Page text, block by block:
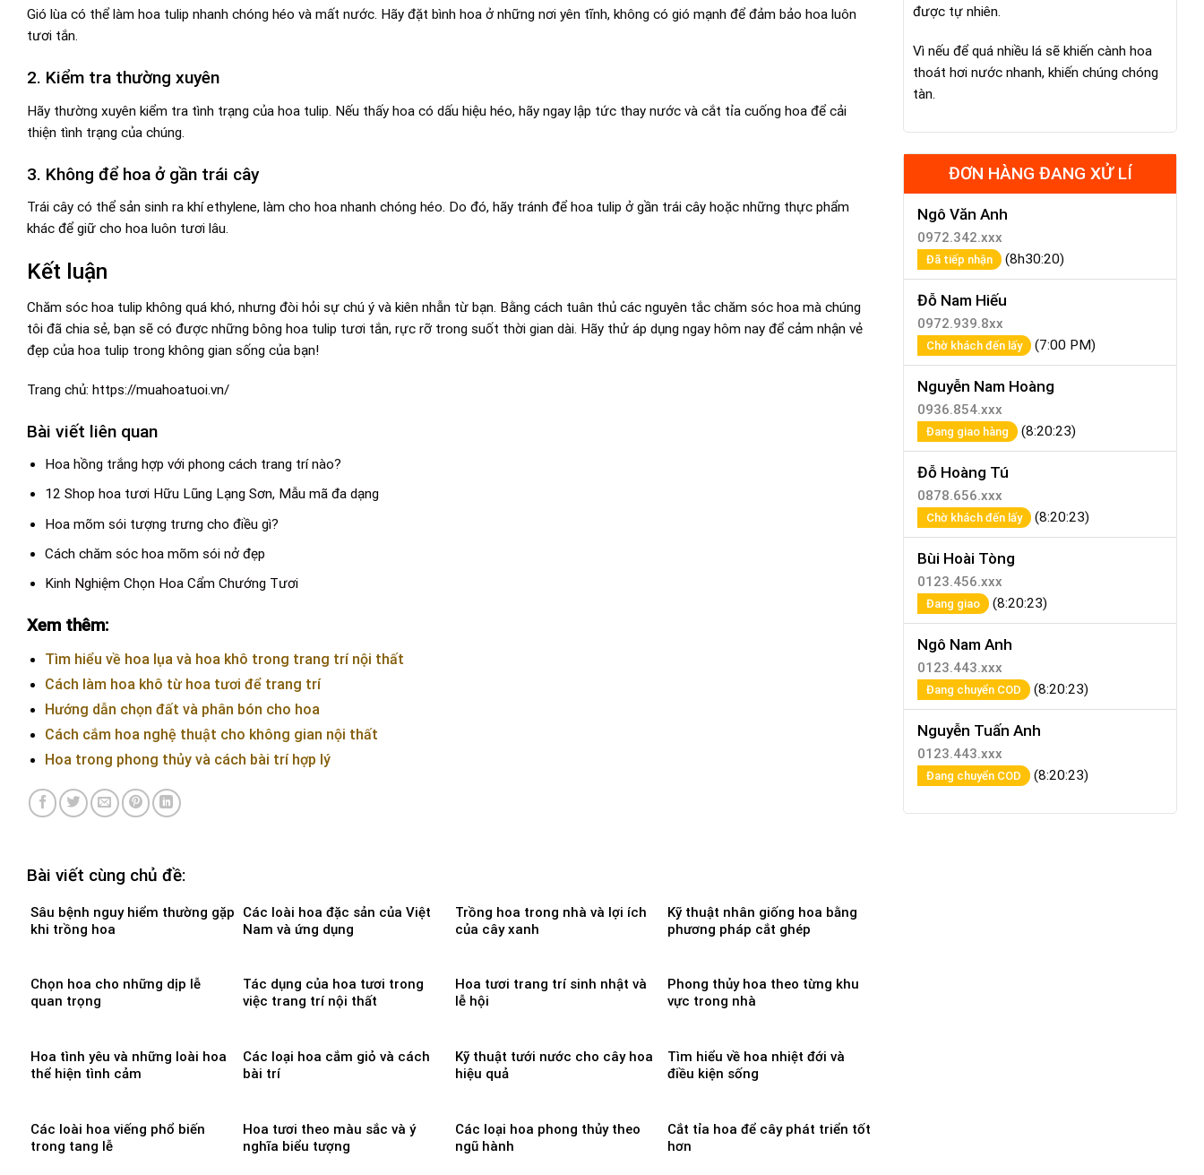
Gió lùa có thể làm hoa tulip nhanh chóng héo và mất nước. Hãy đặt bình hoa ở những nơi yên tĩnh, không có gió mạnh để đảm bảo hoa luôn
tươi tắn.
2. Kiểm tra thường xuyên
Hãy thường xuyên kiểm tra tình trạng của hoa tulip. Nếu thấy hoa có dấu hiệu héo, hãy ngay lập tức thay nước và cắt tỉa cuống hoa để cải
thiện tình trạng của chúng.
3. Không để hoa ở gần trái cây
Trái cây có thể sản sinh ra khí ethylene, làm cho hoa nhanh chóng héo. Do đó, hãy tránh để hoa tulip ở gần trái cây hoặc những thực phẩm
khác để giữ cho hoa luôn tươi lâu.
Kết luận
Chăm sóc hoa tulip không quá khó, nhưng đòi hỏi sự chú ý và kiên nhẫn từ bạn. Bằng cách tuân thủ các nguyên tắc chăm sóc hoa mà chúng
tôi đã chia sẻ, bạn sẽ có được những bông hoa tulip tươi tắn, rực rỡ trong suốt thời gian dài. Hãy thử áp dụng ngay hôm nay để cảm nhận vẻ
đẹp của hoa tulip trong không gian sống của bạn!
Trang chủ: https://muahoatuoi.vn/
Bài viết liên quan
Hoa hồng trắng hợp với phong cách trang trí nào?
12 Shop hoa tươi Hữu Lũng Lạng Sơn, Mẫu mã đa dạng
Hoa mõm sói tượng trưng cho điều gì?
Cách chăm sóc hoa mõm sói nở đẹp
Kinh Nghiệm Chọn Hoa Cẩm Chướng Tươi
Xem thêm:
Tìm hiểu về hoa lụa và hoa khô trong trang trí nội thất
Cách làm hoa khô từ hoa tươi để trang trí
Hướng dẫn chọn đất và phân bón cho hoa
Cách cắm hoa nghệ thuật cho không gian nội thất
Hoa trong phong thủy và cách bài trí hợp lý
Bài viết cùng chủ đề:
Sâu bệnh nguy hiểm thường gặp
khi trồng hoa
Các loài hoa đặc sản của Việt
Nam và ứng dụng
Trồng hoa trong nhà và lợi ích
của cây xanh
Kỹ thuật nhân giống hoa bằng
phương pháp cắt ghép
Chọn hoa cho những dịp lễ
quan trọng
Tác dụng của hoa tươi trong
việc trang trí nội thất
Hoa tươi trang trí sinh nhật và
lễ hội
Phong thủy hoa theo từng khu
vực trong nhà
Hoa tình yêu và những loài hoa
thể hiện tình cảm
Các loại hoa cắm giỏ và cách
bài trí
Kỹ thuật tưới nước cho cây hoa
hiệu quả
Tìm hiểu về hoa nhiệt đới và
điều kiện sống
Các loài hoa viếng phổ biến
trong tang lễ
Hoa tươi theo màu sắc và ý
nghĩa biểu tượng
Các loại hoa phong thủy theo
ngũ hành
Cắt tỉa hoa để cây phát triển tốt
hơn
được tự nhiên.
Vì nếu để quá nhiều lá sẽ khiến cành hoa
thoát hơi nước nhanh, khiến chúng chóng
tàn.
ĐƠN HÀNG ĐANG XỬ LÍ
Ngô Văn Anh
0972.342.xxx
Đã tiếp nhận (8h30:20)
Đỗ Nam Hiếu
0972.939.8xx
Chờ khách đến lấy (7:00 PM)
Nguyễn Nam Hoàng
0936.854.xxx
Đang giao hàng (8:20:23)
Đỗ Hoàng Tú
0878.656.xxx
Chờ khách đến lấy (8:20:23)
Bùi Hoài Tòng
0123.456.xxx
Đang giao (8:20:23)
Ngô Nam Anh
0123.443.xxx
Đang chuyển COD (8:20:23)
Nguyễn Tuấn Anh
0123.443.xxx
Đang chuyển COD (8:20:23)